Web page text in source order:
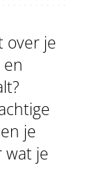
over je
je
wat je